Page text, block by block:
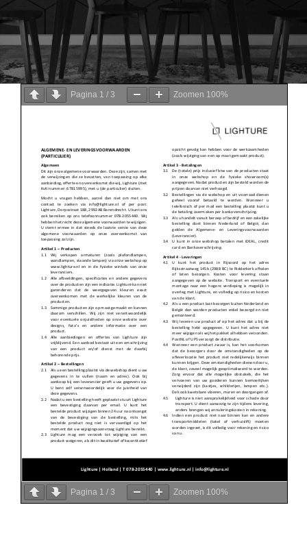
Pagina 1 / 3 Zoomen 100%
Pagina 1 / 3 Zoomen 100%